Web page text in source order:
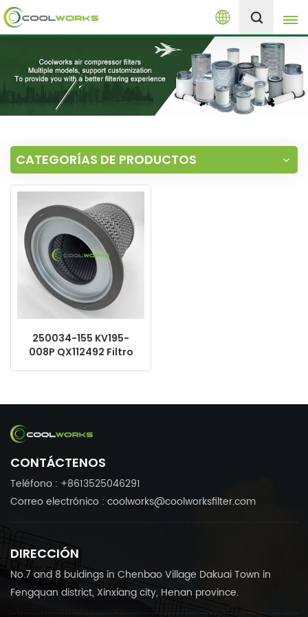
Español
English
español
العربية
русский
+8613525046291
CATEGORÍAS DE PRODUCTOS
250034-155 KV195-
008P QX112492 Filtro
CONTÁCTENOS
Teléfono : +8613525046291
Correo electrónico : coolworks@coolworksfilter.com
DIRECCIÓN
No.7 and 8 buidings in Chenbao Village Dakuai Town in
Fengquan district, Xinxiang city, Henan province.